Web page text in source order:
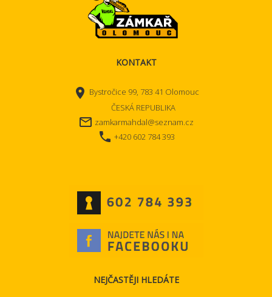
KONTAKT
place Bystročice 99, 783 41 Olomouc
ČESKÁ REPUBLIKA
mail_outline zamkarmahdal@seznam.cz
local_phone +420 602 784 393
NEJČASTĚJI HLEDÁTE